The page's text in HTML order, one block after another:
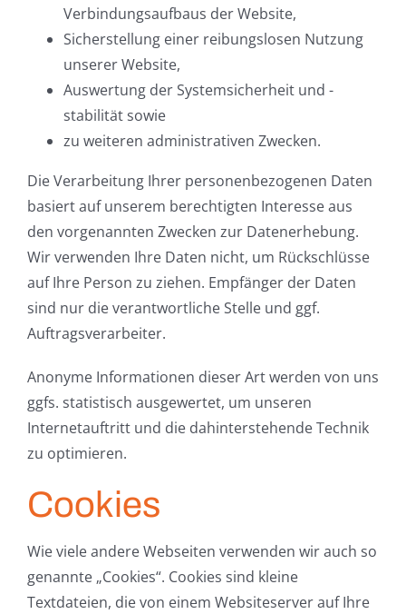
Verbindungsaufbaus der Website,
Sicherstellung einer reibungslosen Nutzung
unserer Website,
Auswertung der Systemsicherheit und -
stabilität sowie
zu weiteren administrativen Zwecken.
Die Verarbeitung Ihrer personenbezogenen Daten
basiert auf unserem berechtigten Interesse aus
den vorgenannten Zwecken zur Datenerhebung.
Wir verwenden Ihre Daten nicht, um Rückschlüsse
auf Ihre Person zu ziehen. Empfänger der Daten
sind nur die verantwortliche Stelle und ggf.
Auftragsverarbeiter.
Anonyme Informationen dieser Art werden von uns
ggfs. statistisch ausgewertet, um unseren
Internetauftritt und die dahinterstehende Technik
zu optimieren.
Cookies
Wie viele andere Webseiten verwenden wir auch so
genannte „Cookies“. Cookies sind kleine
Textdateien, die von einem Websiteserver auf Ihre